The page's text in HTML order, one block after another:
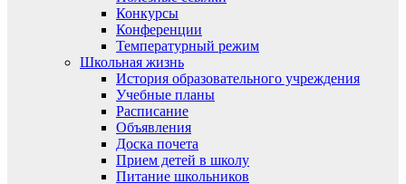
Конкурсы
Конференции
Температурный режим
Школьная жизнь
История образовательного учреждения
Учебные планы
Расписание
Объявления
Доска почета
Прием детей в школу
Питание школьников